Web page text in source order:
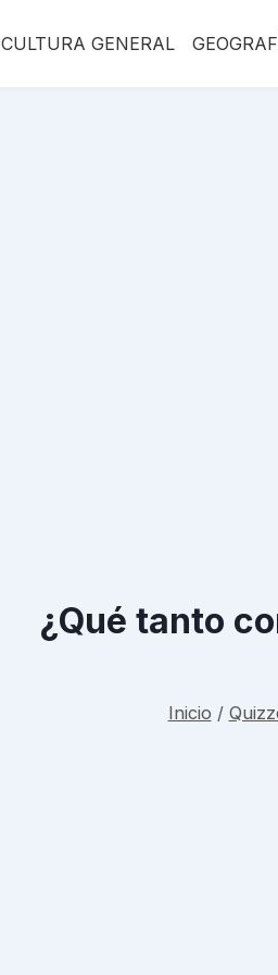
CULTURA GENERAL
¿Qué tanto
Inicio /